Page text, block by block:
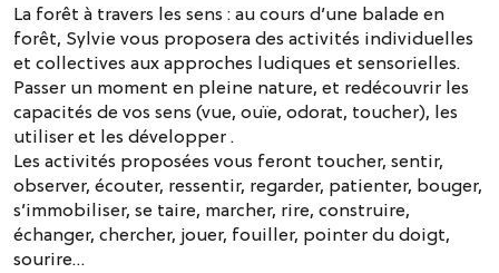
La forêt à travers les sens : au cours d’une balade en
forêt, Sylvie vous proposera des activités individuelles
et collectives aux approches ludiques et sensorielles.
Passer un moment en pleine nature, et redécouvrir les
capacités de vos sens (vue, ouïe, odorat, toucher), les
utiliser et les développer .
Les activités proposées vous feront toucher, sentir,
observer, écouter, ressentir, regarder, patienter, bouger,
s’immobiliser, se taire, marcher, rire, construire,
échanger, chercher, jouer, fouiller, pointer du doigt,
sourire…